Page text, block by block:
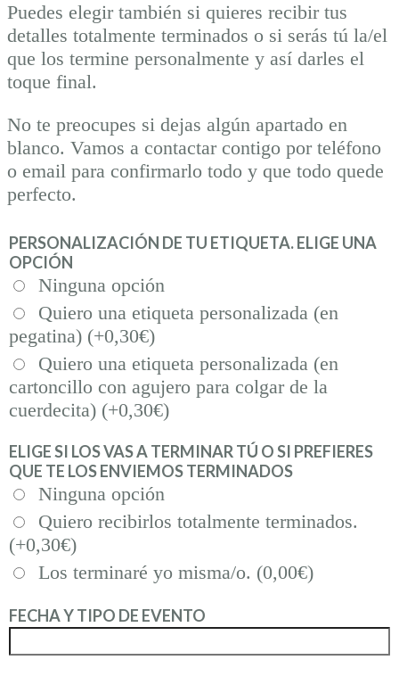
Puedes elegir también si quieres recibir tus
detalles totalmente terminados o si serás tú la/el
que los termine personalmente y así darles el
toque final.
No te preocupes si dejas algún apartado en
blanco. Vamos a contactar contigo por teléfono
o email para confirmarlo todo y que todo quede
perfecto.
PERSONALIZACIÓN DE TU ETIQUETA. ELIGE UNA
OPCIÓN
Ninguna opción
Quiero una etiqueta personalizada (en
pegatina) (+0,30€)
Quiero una etiqueta personalizada (en
cartoncillo con agujero para colgar de la
cuerdecita) (+0,30€)
ELIGE SI LOS VAS A TERMINAR TÚ O SI PREFIERES
QUE TE LOS ENVIEMOS TERMINADOS
Ninguna opción
Quiero recibirlos totalmente terminados.
(+0,30€)
Los terminaré yo misma/o. (0,00€)
FECHA Y TIPO DE EVENTO